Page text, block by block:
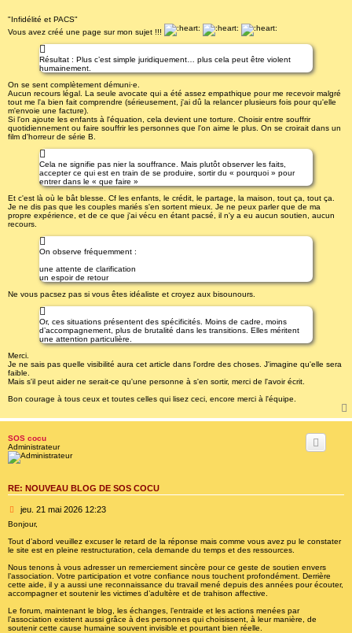
"Infidélité et PACS"
Vous avez créé une page sur mon sujet !!!
Résultat : Plus c’est simple juridiquement… plus cela peut être violent
humainement.
On se sent complètement démuni·e.
Aucun recours légal. La seule avocate qui a été assez empathique pour me recevoir malgré
tout me l'a bien fait comprendre (sérieusement, j'ai dû la relancer plusieurs fois pour qu'elle
m'envoie une facture).
Si l'on ajoute les enfants à l'équation, cela devient une torture. Choisir entre souffrir
quotidiennement ou faire souffrir les personnes que l'on aime le plus. On se croirait dans un
film d'horreur de série B.
Cela ne signifie pas nier la souffrance. Mais plutôt observer les faits,
accepter ce qui est en train de se produire, sortir du « pourquoi » pour
entrer dans le « que faire »
Et c'est là où le bât blesse. Cf les enfants, le crédit, le partage, la maison, tout ça, tout ça.
Je ne dis pas que les couples mariés s'en sortent mieux. Je ne peux parler que de ma
propre expérience, et de ce que j'ai vécu en étant pacsé, il n'y a eu aucun soutien, aucun
recours.
On observe fréquemment :
une attente de clarification
un espoir de retour
Ne vous pacsez pas si vous êtes idéaliste et croyez aux bisounours.
Or, ces situations présentent des spécificités. Moins de cadre, moins
d’accompagnement, plus de brutalité dans les transitions. Elles méritent
une attention particulière.
Merci.
Je ne sais pas quelle visibilité aura cet article dans l'ordre des choses. J'imagine qu'elle sera
faible.
Mais s'il peut aider ne serait-ce qu'une personne à s'en sortir, merci de l'avoir écrit.
Bon courage à tous ceux et toutes celles qui lisez ceci, encore merci à l'équipe.
SOS cocu
Administrateur
RE: NOUVEAU BLOG DE SOS COCU
M
s
a
e
jeu. 21 mai 2026 12:23
Bonjour,
Tout d’abord veuillez excuser le retard de la réponse mais comme vous avez pu le constater
le site est en pleine restructuration, cela demande du temps et des ressources.
Nous tenons à vous adresser un remerciement sincère pour ce geste de soutien envers
l’association. Votre participation et votre confiance nous touchent profondément. Derrière
cette aide, il y a aussi une reconnaissance du travail mené depuis des années pour écouter,
accompagner et soutenir les victimes d’adultère et de trahison affective.
Le forum, maintenant le blog, les échanges, l’entraide et les actions menées par
l’association existent aussi grâce à des personnes qui choisissent, à leur manière, de
soutenir cette cause humaine souvent invisible et pourtant bien réelle.